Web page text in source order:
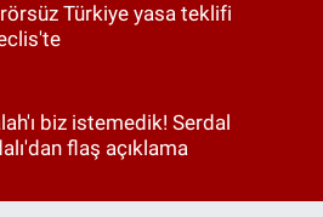
Türkiye yasa teklifi
biz istemedik! Serdal
flaş açıklama